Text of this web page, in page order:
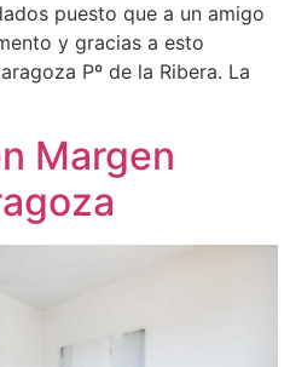
puesto que a un amigo
y gracias a esto
Pº de la Ribera. La
Margen